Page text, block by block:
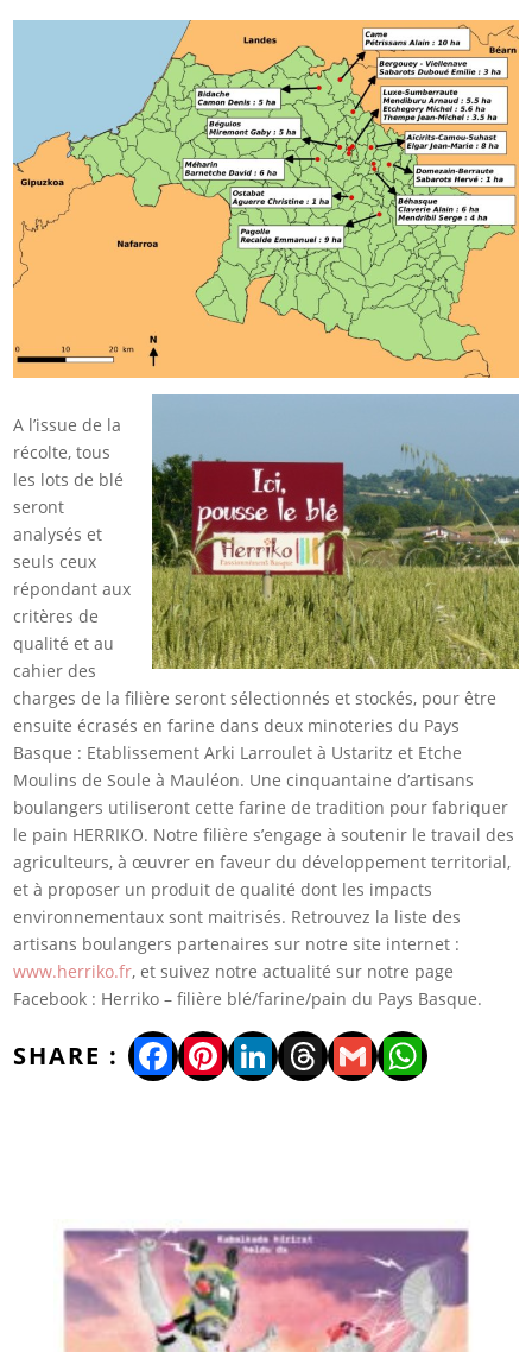
A l’issue de la
récolte, tous
les lots de blé
seront
analysés et
seuls ceux
répondant aux
critères de
qualité et au
cahier des
charges de la filière seront sélectionnés et stockés, pour être
ensuite écrasés en farine dans deux minoteries du Pays
Basque : Etablissement Arki Larroulet à Ustaritz et Etche
Moulins de Soule à Mauléon. Une cinquantaine d’artisans
boulangers utiliseront cette farine de tradition pour fabriquer
le pain HERRIKO. Notre filière s’engage à soutenir le travail des
agriculteurs, à œuvrer en faveur du développement territorial,
et à proposer un produit de qualité dont les impacts
environnementaux sont maitrisés. Retrouvez la liste des
artisans boulangers partenaires sur notre site internet :
www.herriko.fr, et suivez notre actualité sur notre page
Facebook : Herriko – filière blé/farine/pain du Pays Basque.
Facebook
Pinterest
LinkedIn
Threads
Gmail